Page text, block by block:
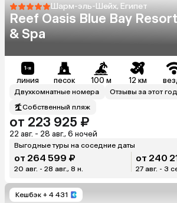
Шарм-эль-Шейх, Египет
Reef Oasis Blue Bay Resort
& Spa
линия песок 100 м 12 км
Двухкомнатные номера
Отзывы за этот год
Собственный пляж
от 223 925 ₽
22 авг. - 28 авг., 6 ночей
Выгодные туры на соседние даты
от 264 599 ₽
20 авг. - 28 авг., 8 н.
от 240
27 авг. - 3
Кешбэк + 4 431